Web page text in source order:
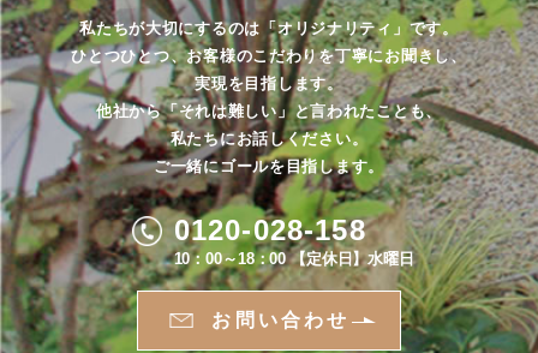
私たちが大切にするのは「オリジナリティ」です。
ひとつひとつ、お客様のこだわりを丁寧にお聞きし、
実現を目指します。
他社から「それは難しい」と言われたことも、
私たちにお話しください。
ご一緒にゴールを目指します。
0120-028-158
10：00～18：00 【定休日】水曜日
お問い合わせ